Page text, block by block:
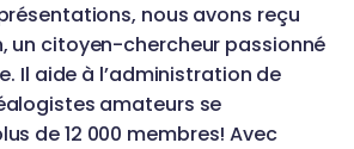
nous avons reçu
un citoyen-chercheur passionné
Il aide à l’administration de
amateurs se
de 12 000 membres! Avec